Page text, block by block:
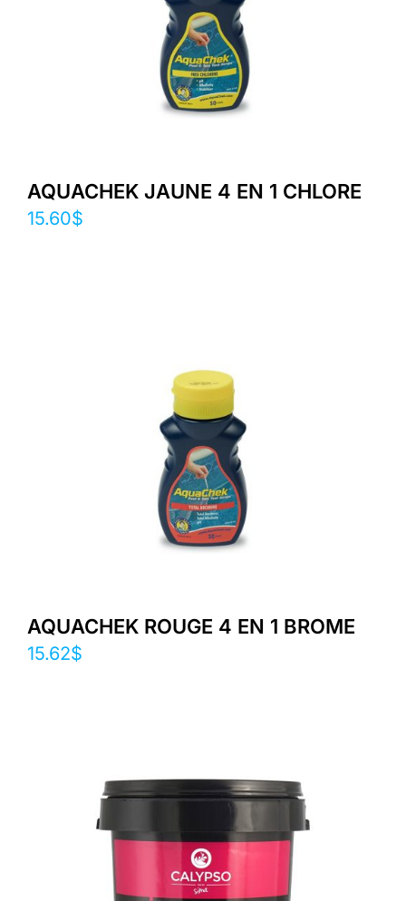
AQUACHEK JAUNE 4 EN 1 CHLORE
15.60$
AQUACHEK ROUGE 4 EN 1 BROME
15.62$